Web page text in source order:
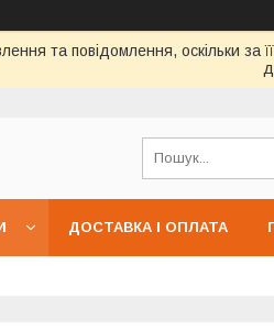
та повідомлення, оскільки
ДОСТАВКА І ОПЛАТА